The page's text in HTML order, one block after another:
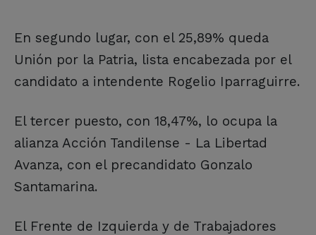
En segundo lugar, con el 25,89% queda
Unión por la Patria, lista encabezada por el
candidato a intendente Rogelio Iparraguirre.
El tercer puesto, con 18,47%, lo ocupa la
alianza Acción Tandilense - La Libertad
Avanza, con el precandidato Gonzalo
Santamarina.
El Frente de Izquierda y de Trabajadores